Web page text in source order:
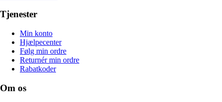
Tjenester
Min konto
Hjælpecenter
Følg min ordre
Returnér min ordre
Rabatkoder
Om os